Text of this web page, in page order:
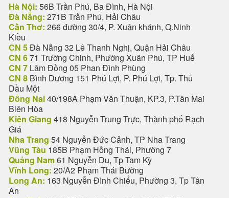
Hà Nội: 56B Trần Phú, Ba Đình, Hà Nội
Đà Nẵng: 271B Trần Phú, Hải Châu
Cần Thơ: 266 đường 30/4, P. Xuân khánh, Q.Ninh
Kiều
CN 5Đà Nẵng 32 Lê Thanh Nghị, Quận Hải Châu
CN 671 Trường Chinh, Phường Xuân Phú, TP Huế
CN 7 Lâm Đồng 05 Phan Đình Phùng
CN 8 Bình Dương 151 Phú Lợi, P. Phú Lợi, Tp. Thủ
Dầu Một
Đồng Nai40/198A Phạm Văn Thuận, KP.3, P.Tân Mai
Biên Hòa
Kiên Giang 418 Nguyễn Trung Trực, Thành phố Rạch
Giá
Nha Trang 54 Nguyễn Đức Cảnh, TP Nha Trang
Vũng Tàu 185B Phạm Hồng Thái, Phường 7
Quảng Nam61 Nguyễn Du, Tp Tam Kỳ
Vĩnh Long: 20/A2 Phạm Thái Bường
Long An: 163 Nguyễn Đình Chiểu, Phường 3, Tp Tân
An